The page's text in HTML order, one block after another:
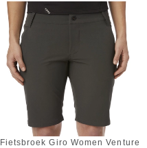
Fietsbroek Giro Women Venture